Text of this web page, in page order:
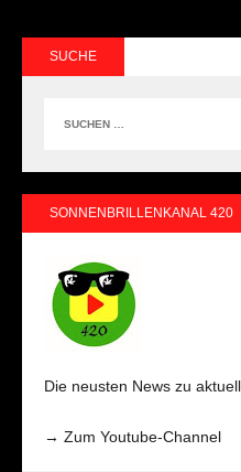
SUCHE
SONNENBRILLENKANAL 420
Die neusten News zu
→ Zum Youtube-Channel